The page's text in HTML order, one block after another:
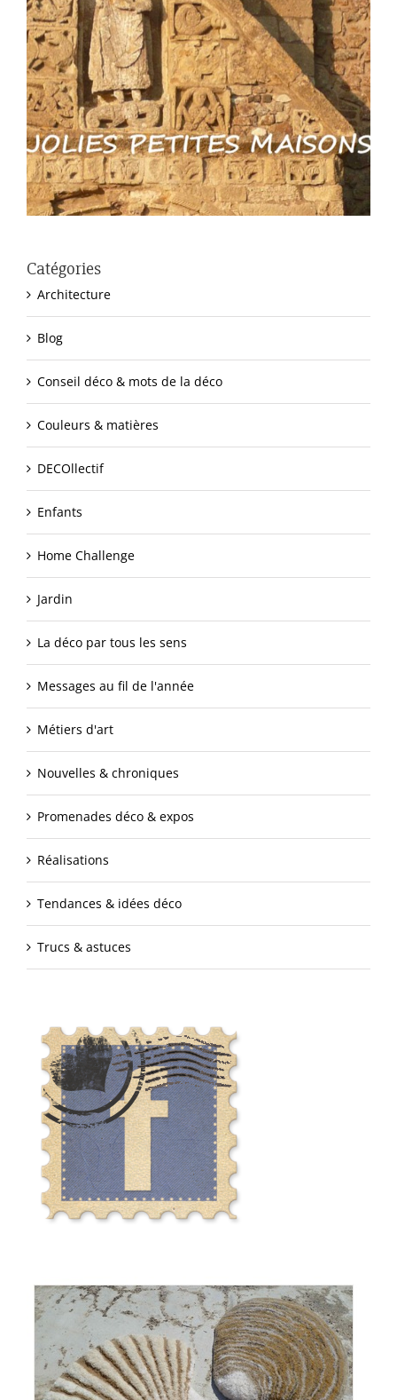
Catégories
Architecture
Blog
Conseil déco & mots de la déco
Couleurs & matières
DECOllectif
Enfants
Home Challenge
Jardin
La déco par tous les sens
Messages au fil de l'année
Métiers d'art
Nouvelles & chroniques
Promenades déco & expos
Réalisations
Tendances & idées déco
Trucs & astuces